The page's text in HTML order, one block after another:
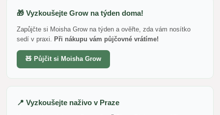
🎁 Vyzkoušejte Grow na týden doma!
Zapůjčte si Moisha Grow na týden a ověřte, zda vám nosítko
sedí v praxi. Při nákupu vám půjčovné vrátíme!
🧸 Půjčit si Moisha Grow
📍 Vyzkoušejte naživo v Praze